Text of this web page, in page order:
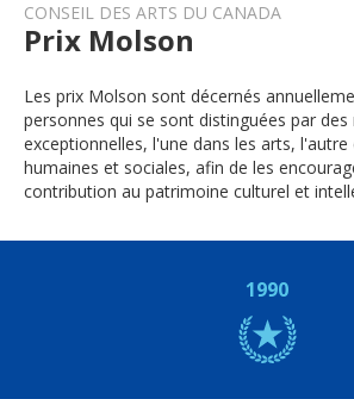
CONSEIL DES ARTS DU CANADA
Prix Molson
Les prix Molson sont décernés
personnes qui se sont distinguées par des
exceptionnelles, l'une dans les arts, l'autre
humaines et sociales, afin de les
contribution au patrimoine culturel et
1990